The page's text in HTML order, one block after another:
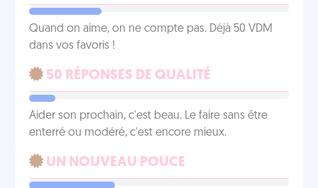
Quand on aime, on ne compte pas. Déjà 50 VDM
dans vos favoris !
50 RÉPONSES DE QUALITÉ
Aider son prochain, c'est beau. Le faire sans être
enterré ou modéré, c'est encore mieux.
UN NOUVEAU POUCE